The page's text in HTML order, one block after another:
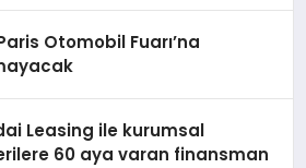
Otomobil Fuarı’na
Leasing ile kurumsal
60 aya varan finansman